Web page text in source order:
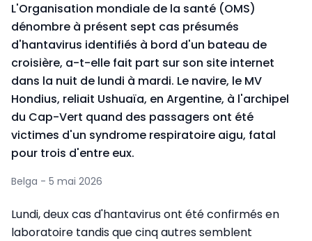
L'Organisation mondiale de la santé (OMS)
dénombre à présent sept cas présumés
d'hantavirus identifiés à bord d'un bateau de
croisière, a-t-elle fait part sur son site internet
dans la nuit de lundi à mardi. Le navire, le MV
Hondius, reliait Ushuaïa, en Argentine, à l'archipel
du Cap-Vert quand des passagers ont été
victimes d'un syndrome respiratoire aigu, fatal
pour trois d'entre eux.
Belga - 5 mai 2026
Lundi, deux cas d'hantavirus ont été confirmés en
laboratoire tandis que cinq autres semblent